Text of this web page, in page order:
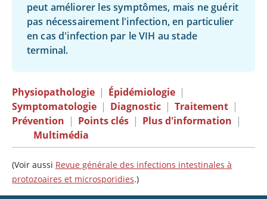
peut améliorer les symptômes, mais ne guérit
pas nécessairement l'infection, en particulier
en cas d'infection par le VIH au stade
terminal.
Physiopathologie | Épidémiologie |
Symptomatologie | Diagnostic | Traitement |
Prévention | Points clés | Plus d'information |
Multimédia
(Voir aussi Revue générale des infections intestinales à
protozoaires et microsporidies.)